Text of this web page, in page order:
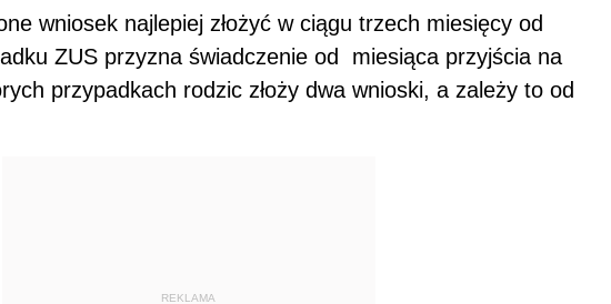
wniosek najlepiej złożyć w ciągu trzech miesięcy od
ZUS przyzna świadczenie od
miesiąca przyjścia na
przypadkach rodzic złoży dwa wnioski, a zależy to od
REKLAMA